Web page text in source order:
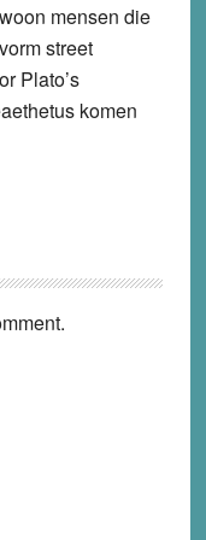
mensen die
street
Plato’s
komen